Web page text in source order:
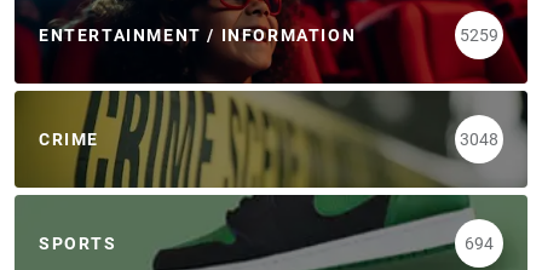
ENTERTAINMENT / INFORMATION 5259
CRIME 3048
SPORTS 694